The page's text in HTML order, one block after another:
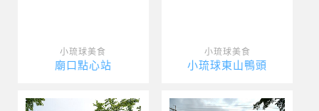
小琉球美食
廟口點心站
小琉球美食
小琉球東山鴨頭